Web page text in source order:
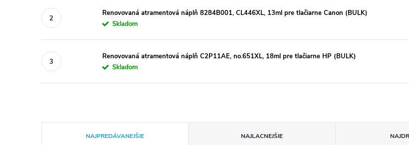
Renovovaná atramentová náplň 8284B001, CL446XL, 13ml pre tlačiarne Canon (BULK)
Skladom
Renovovaná atramentová náplň C2P11AE, no.651XL, 18ml pre tlačiarne HP (BULK)
Skladom
NAJPREDÁVANEJŠIE NAJLACNEJŠIE